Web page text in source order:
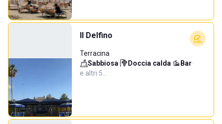
Il Delfino
Terracina
Sabbiosa· Doccia calda· Bar·
e altri 5…